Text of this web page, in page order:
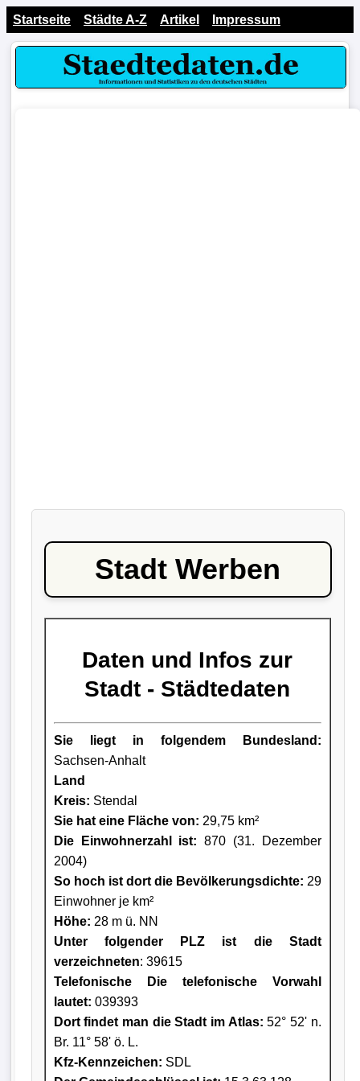
Startseite Städte A-Z Artikel Impressum
Stadt Werben
Daten und Infos zur
Stadt - Städtedaten
Sie liegt in folgendem Bundesland:
Sachsen-Anhalt
Land
Kreis: Stendal
Sie hat eine Fläche von: 29,75 km²
Die Einwohnerzahl ist: 870 (31. Dezember
2004)
So hoch ist dort die Bevölkerungsdichte: 29
Einwohner je km²
Höhe: 28 m ü. NN
Unter folgender PLZ ist die Stadt
verzeichneten: 39615
Telefonische Die telefonische Vorwahl
lautet: 039393
Dort findet man die Stadt im Atlas: 52° 52' n.
Br. 11° 58' ö. L.
Kfz-Kennzeichen: SDL